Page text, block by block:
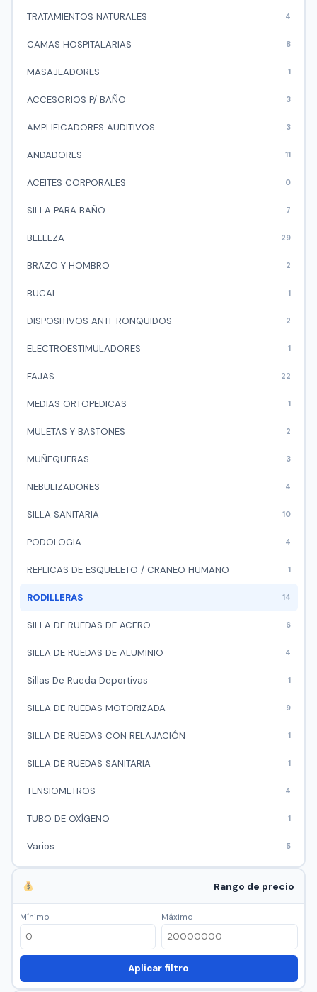
TRATAMIENTOS NATURALES 4
CAMAS HOSPITALARIAS 8
MASAJEADORES 1
ACCESORIOS P/ BAÑO 3
AMPLIFICADORES AUDITIVOS 3
ANDADORES 11
ACEITES CORPORALES 0
SILLA PARA BAÑO 7
BELLEZA 29
BRAZO Y HOMBRO 2
BUCAL 1
DISPOSITIVOS ANTI-RONQUIDOS 2
ELECTROESTIMULADORES 1
FAJAS 22
MEDIAS ORTOPEDICAS 1
MULETAS Y BASTONES 2
MUÑEQUERAS 3
NEBULIZADORES 4
SILLA SANITARIA 10
PODOLOGIA 4
REPLICAS DE ESQUELETO / CRANEO HUMANO 1
RODILLERAS 14
SILLA DE RUEDAS DE ACERO 6
SILLA DE RUEDAS DE ALUMINIO 4
Sillas De Rueda Deportivas 1
SILLA DE RUEDAS MOTORIZADA 9
SILLA DE RUEDAS CON RELAJACIÓN 1
SILLA DE RUEDAS SANITARIA 1
TENSIOMETROS 4
TUBO DE OXÍGENO 1
Varios 5
Rango de precio
Mínimo Máximo
Aplicar filtro